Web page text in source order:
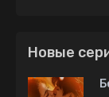
Новые